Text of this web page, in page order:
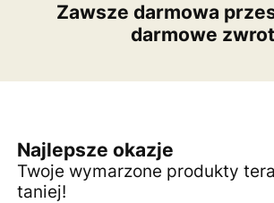
Zawsze darmowa
darmowe
Najlepsze okazje
Twoje wymarzone produkty
taniej!